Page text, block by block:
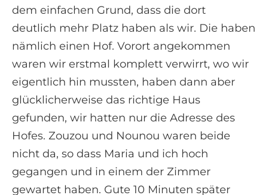
dem einfachen Grund, dass die dort
deutlich mehr Platz haben als wir. Die haben
nämlich einen Hof. Vorort angekommen
waren wir erstmal komplett verwirrt, wo wir
eigentlich hin mussten, haben dann aber
glücklicherweise das richtige Haus
gefunden, wir hatten nur die Adresse des
Hofes. Zouzou und Nounou waren beide
nicht da, so dass Maria und ich hoch
gegangen und in einem der Zimmer
gewartet haben. Gute 10 Minuten später